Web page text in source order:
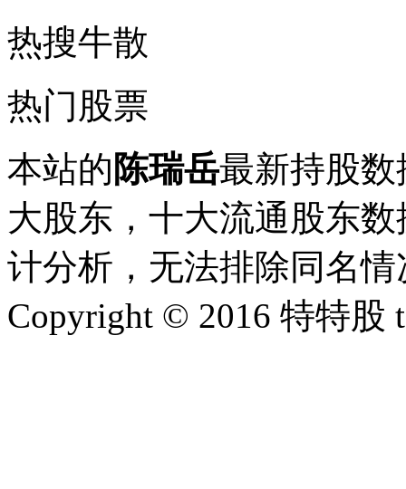
热搜牛散
热门股票
本站的 陈瑞岳最新持股
大股东，十大流通股东
计分析，无法排除同名情
Copyright © 2016 特特股